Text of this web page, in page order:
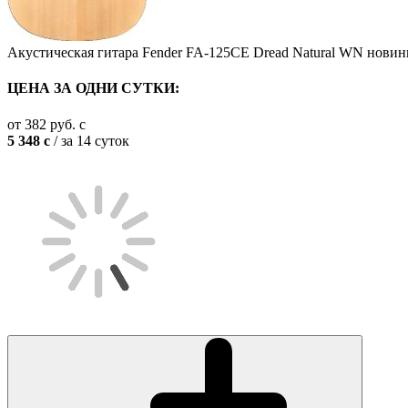
Акустическая гитара Fender FA-125CE Dread Natural WN
ЦЕНА ЗА ОДНИ СУТКИ:
от 382 руб. c
5 348 c / за 14 суток